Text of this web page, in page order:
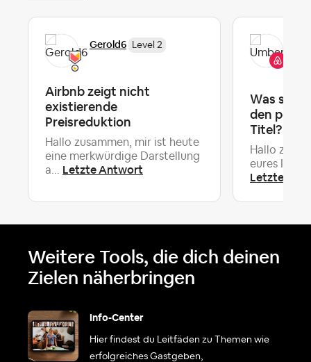
Gerold6 Level 2
Airbnb zeigt nicht
existierende
Preisreduktion
Hallo zusammen, mir ist heute
eine merkwürdige Darstellung
a... Letzte Antwort
Was sind
den
Titel? ✍️
Hallo
eures
Letzte
Weitere Tools, die dich deinen
Zielen näherbringen
Info-Center
Hier findest du Leitfäden zu Themen wie
erfolgreiches Gastgeben,